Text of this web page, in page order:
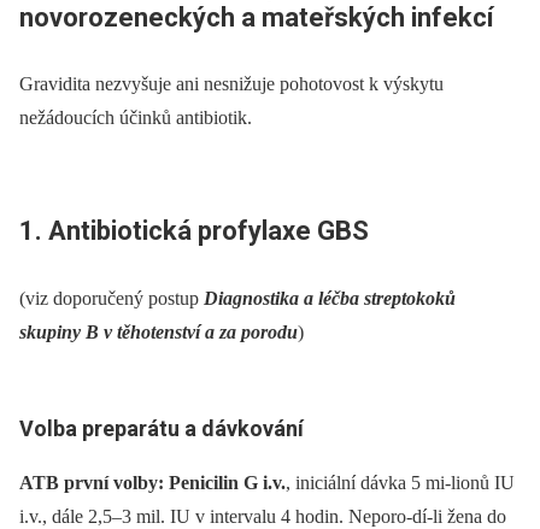
novorozeneckých a mateřských infekcí
Gravidita nezvyšuje ani nesnižuje pohotovost k výskytu
nežádoucích účinků antibiotik.
1. Antibiotická profylaxe GBS
(viz doporučený postup Diagnostika a léčba streptokoků
skupiny B v těhotenství a za porodu)
Volba preparátu a dávkování
ATB první volby: Penicilin G i.v., iniciální dávka 5 mi-lionů IU
i.v., dále 2,5–3 mil. IU v intervalu 4 hodin. Neporo-dí-li žena do